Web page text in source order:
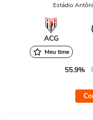
Estádio
ACG
Meu time
55.9%